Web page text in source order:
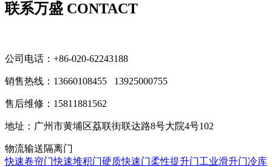
联系万盛 CONTACT
公司电话：+86-020-62243188
销售热线： 13660108455 13925000755
售后维修：15811881562
地址：广州市黄埔区荔联街联达路8号大院4号102
物流输送隔离门
快速卷帘门快速堆积门硬质快速门柔性提升门工业滑升门冷库